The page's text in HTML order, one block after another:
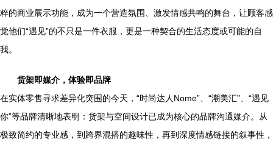
粹的商业展示功能，成为一个营造氛围、激发情感共鸣的舞台，让顾客感
觉他们“遇见”的不只是一件衣服，更是一种契合的生活态度或可能的自
我。
货架即媒介，体验即品牌
在实体零售寻求差异化突围的今天，“时尚达人Nome”、“潮美汇”、“遇见
你”等品牌清晰地表明：货架与空间设计已成为核心的品牌沟通媒介。从
极致简约的专业感，到跨界混搭的趣味性，再到深度情感链接的叙事性，